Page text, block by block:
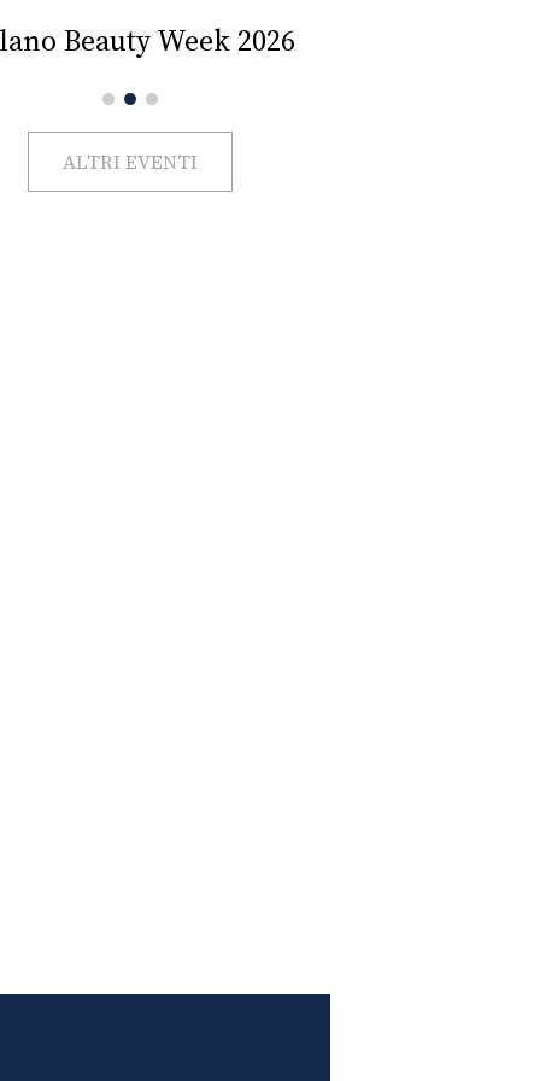
Beauty Week 2026
ALTRI EVENTI